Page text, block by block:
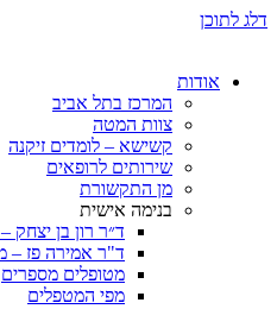
המרכז בתל אביב
צוות המטה
קשישא – לומדים זיקנה
שירותים לרופאים
מן התקשורת
בנימה אישית
ד״ר רון בן יצחק – מנהל רפואי
ד"ר אמירה פז – מנכ"ל
מטופלים מספרים
מפי המטפלים